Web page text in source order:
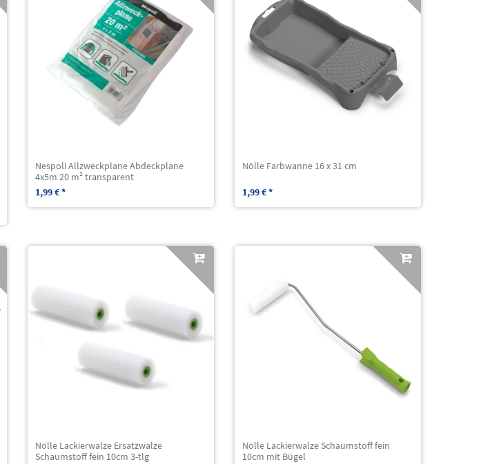
Nespoli Allzweckplane Abdeckplane
4x5m 20 m² transparent
1,99 € *
Nölle Farbwanne 16 x 31 cm
1,99 € *
Nölle Lackierwalze Ersatzwalze
Schaumstoff fein 10cm 3-tlg
Nölle Lackierwalze Schaumstoff fein
10cm mit Bügel